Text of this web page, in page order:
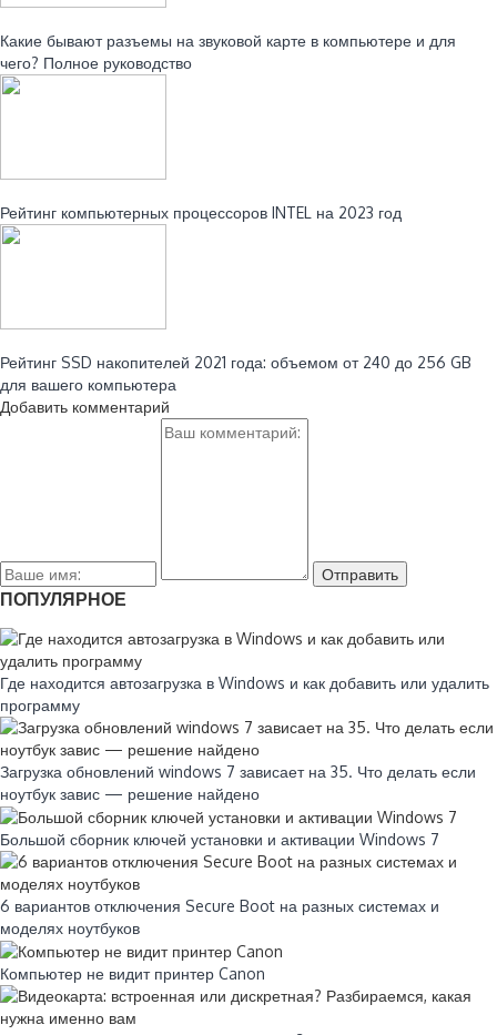
Какие бывают разъемы на звуковой карте в компьютере и для
чего? Полное руководство
Рейтинг компьютерных процессоров INTEL на 2023 год
Рейтинг SSD накопителей 2021 года: объемом от 240 до 256 GB
для вашего компьютера
Добавить комментарий
ПОПУЛЯРНОЕ
Где находится автозагрузка в Windows и как добавить или удалить
программу
Загрузка обновлений windows 7 зависает на 35. Что делать если
ноутбук завис — решение найдено
Большой сборник ключей установки и активации Windows 7
6 вариантов отключения Secure Boot на разных системах и
моделях ноутбуков
Компьютер не видит принтер Canon